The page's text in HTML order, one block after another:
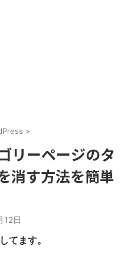
>
リーページのタ
消す方法を簡単
12日
てます。